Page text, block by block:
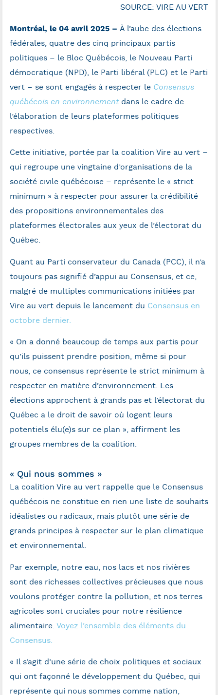
SOURCE: VIRE AU VERT
Montréal, le 04 avril 2025 – À l’aube des élections
fédérales, quatre des cinq principaux partis
politiques – le Bloc Québécois, le Nouveau Parti
démocratique (NPD), le Parti libéral (PLC) et le Parti
vert – se sont engagés à respecter le Consensus
québécois en environnementdans le cadre de
l’élaboration de leurs plateformes politiques
respectives.
Cette initiative, portée par la coalition Vire au vert –
qui regroupe une vingtaine d’organisations de la
société civile québécoise – représente le « strict
minimum » à respecter pour assurer la crédibilité
des propositions environnementales des
plateformes électorales aux yeux de l’électorat du
Québec.
Quant au Parti conservateur du Canada (PCC), il n’a
toujours pas signifié d’appui au Consensus, et ce,
malgré de multiples communications initiées par
Vire au vert depuis le lancement du Consensus en
octobre dernier.
« On a donné beaucoup de temps aux partis pour
qu’ils puissent prendre position, même si pour
nous, ce consensus représente le strict minimum à
respecter en matière d’environnement. Les
élections approchent à grands pas et l’électorat du
Québec a le droit de savoir où logent leurs
potentiels élu(e)s sur ce plan », affirment les
groupes membres de la coalition.
« Qui nous sommes »
La coalition Vire au vert rappelle que le Consensus
québécois ne constitue en rien une liste de souhaits
idéalistes ou radicaux, mais plutôt une série de
grands principes à respecter sur le plan climatique
et environnemental.
Par exemple, notre eau, nos lacs et nos rivières
sont des richesses collectives précieuses que nous
voulons protéger contre la pollution, et nos terres
agricoles sont cruciales pour notre résilience
alimentaire. Voyez l’ensemble des éléments du
Consensus.
« Il s’agit d’une série de choix politiques et sociaux
qui ont façonné le développement du Québec, qui
représente qui nous sommes comme nation,